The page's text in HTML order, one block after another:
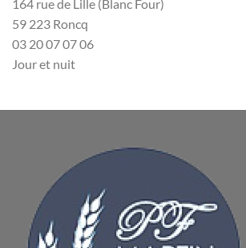
164 rue de Lille (Blanc Four)
59 223 Roncq
03 20 07 07 06
Jour et nuit